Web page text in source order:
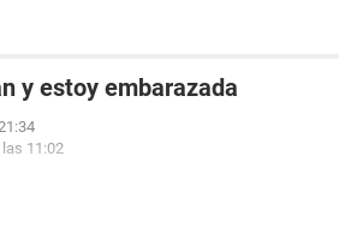
y estoy embarazada
11:02